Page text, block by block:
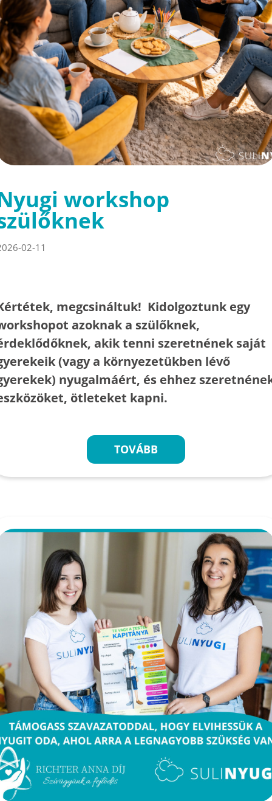
workshop
02-11
megcsináltuk! Kidolgoztunk egy
azoknak a szülőknek,
akik tenni szeretnének saját
(vagy a környezetükben lévő
nyugalmáért, és ehhez
ötleteket kapni.
TOVÁBB